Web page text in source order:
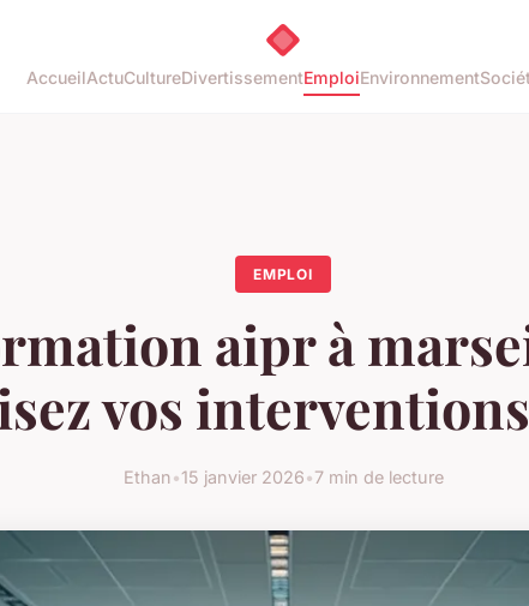
AccueilActuCultureDivertissementEmploiEnvironnement
EMPLOI
aipr à
vos
Ethan•15 janvier 2026•7 min de lecture